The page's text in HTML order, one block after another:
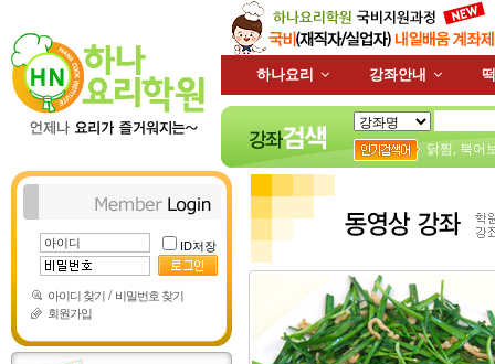
하나요리 강좌안내
닭찜 북어
ID저장
아이디 찾기 / 비밀번호 찾기
회원가입